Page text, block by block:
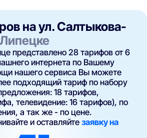
на ул. Салтыкова-
представлено 28 тарифов от 6
интернета по Вашему
нашего сервиса Вы можете
подходящий тариф по набору
18 тарифов,
телевидение: 16 тарифов), по
а так же - по цене.
и оставляйтезаявку на